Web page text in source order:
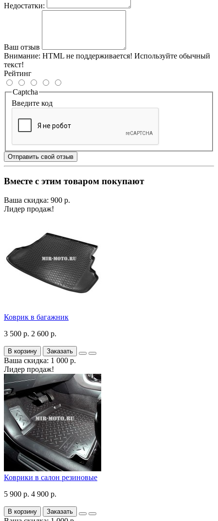
Недостатки:
Ваш отзыв
Внимание: HTML не поддерживается! Используйте обычный
текст!
Рейтинг
Captcha
Введите код
Отправить свой отзыв
Вместе с этим товаром покупают
Ваша скидка: 900 р.
Лидер продаж!
Коврик в багажник
3 500 р. 2 600 р.
В корзину Заказать
Ваша скидка: 1 000 р.
Лидер продаж!
Коврики в салон резиновые
5 900 р. 4 900 р.
В корзину Заказать